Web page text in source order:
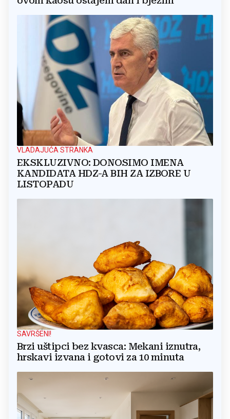
VLADAJUĆA STRANKA
EKSKLUZIVNO: DONOSIMO IMENA
KANDIDATA HDZ-A BIH ZA IZBORE U
LISTOPADU
SAVRŠENI!
Brzi uštipci bez kvasca: Mekani iznutra,
hrskavi izvana i gotovi za 10 minuta